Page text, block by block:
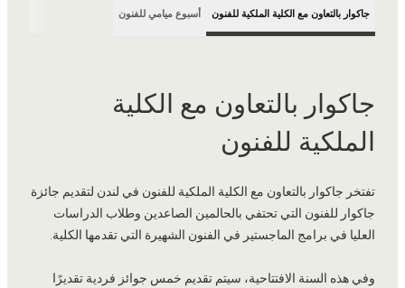
جاكوار بالتعاون مع الكلية الملكية للفنون أسبوع ميامي للفنون
جاكوار بالتعاون مع الكلية
الملكية للفنون
تفتخر جاكوار بالتعاون مع الكلية الملكية للفنون في لندن لتقديم جائزة
جاكوار للفنون التي تحتفي بالحالمين الصاعدين وطلاب الدراسات
العليا في برامج الماجستير في الفنون الشهيرة التي تقدمها الكلية.
وفي هذه السنة الافتتاحية، سيتم تقديم خمس جوائز فردية تقديرًا